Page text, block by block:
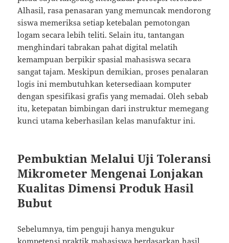
Alhasil, rasa penasaran yang memuncak mendorong
siswa memeriksa setiap ketebalan pemotongan
logam secara lebih teliti. Selain itu, tantangan
menghindari tabrakan pahat digital melatih
kemampuan berpikir spasial mahasiswa secara
sangat tajam. Meskipun demikian, proses penalaran
logis ini membutuhkan ketersediaan komputer
dengan spesifikasi grafis yang memadai. Oleh sebab
itu, ketepatan bimbingan dari instruktur memegang
kunci utama keberhasilan kelas manufaktur ini.
Pembuktian Melalui Uji Toleransi
Mikrometer Mengenai Lonjakan
Kualitas Dimensi Produk Hasil
Bubut
Sebelumnya, tim penguji hanya mengukur
kompetensi praktik mahasiswa berdasarkan hasil